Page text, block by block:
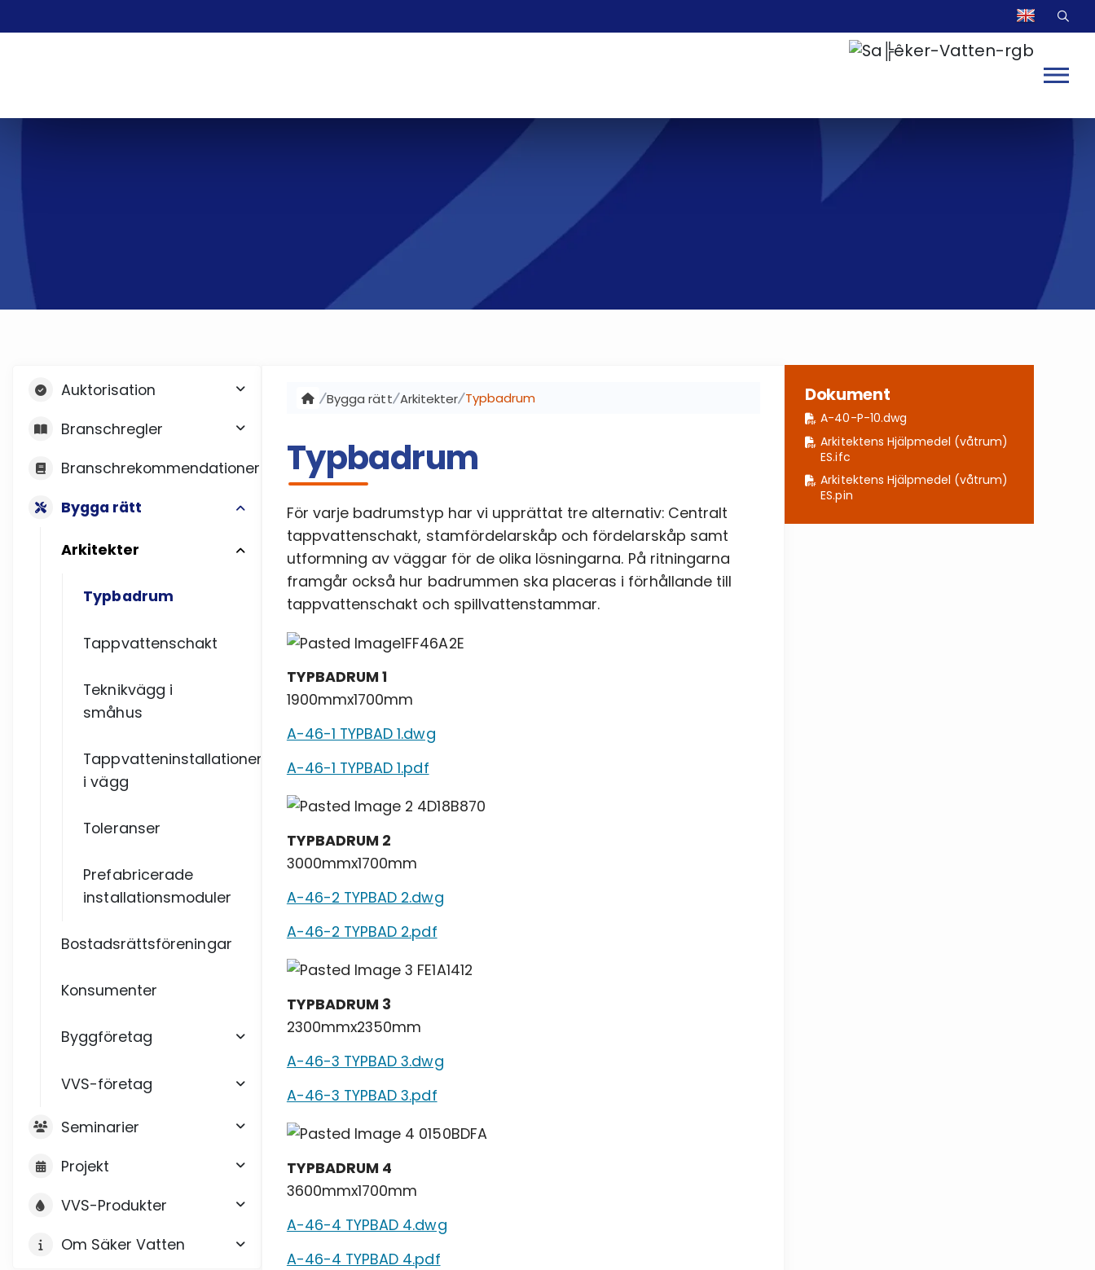
Auktorisation
Branschregler
Branschrekommendationer
Bygga rätt
Arkitekter
Typbadrum
Tappvattenschakt
Teknikvägg i
småhus
Tappvatteninstallationer
i vägg
Toleranser
Prefabricerade
installationsmoduler
Bostadsrättsföreningar
Konsumenter
Byggföretag
VVS-företag
Seminarier
Projekt
VVS-Produkter
Om Säker Vatten
Bygga rätt Arkitekter Typbadrum
Typbadrum
För varje badrumstyp har vi upprättat tre alternativ: Centralt
tappvattenschakt, stamfördelarskåp och fördelarskåp samt
utformning av väggar för de olika lösningarna. På ritningarna
framgår också hur badrummen ska placeras i förhållande till
tappvattenschakt och spillvattenstammar.
TYPBADRUM 1
1900mmx1700mm
A-46-1 TYPBAD 1.dwg
A-46-1 TYPBAD 1.pdf
TYPBADRUM 2
3000mmx1700mm
A-46-2 TYPBAD 2.dwg
A-46-2 TYPBAD 2.pdf
TYPBADRUM 3
2300mmx2350mm
A-46-3 TYPBAD 3.dwg
A-46-3 TYPBAD 3.pdf
TYPBADRUM 4
3600mmx1700mm
A-46-4 TYPBAD 4.dwg
A-46-4 TYPBAD 4.pdf
Dokument
A-40-P-10.dwg
Arkitektens Hjälpmedel (våtrum)
ES.ifc
Arkitektens Hjälpmedel (våtrum)
ES.pin